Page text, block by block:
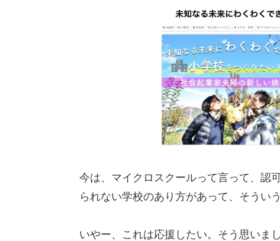
今は、マイクロスクールって言って、認
られない学校のあり方があって、そうい
いやー、これは応援したい。そう思いま